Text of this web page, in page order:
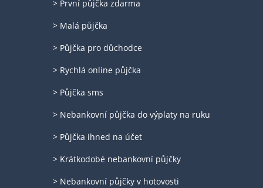
> První půjčka zdarma
> Malá půjčka
> Půjčka pro důchodce
> Rychlá online půjčka
> Půjčka sms
> Nebankovní půjčka do výplaty na ruku
> Půjčka ihned na účet
> Krátkodobé nebankovní půjčky
> Nebankovní půjčky v hotovosti